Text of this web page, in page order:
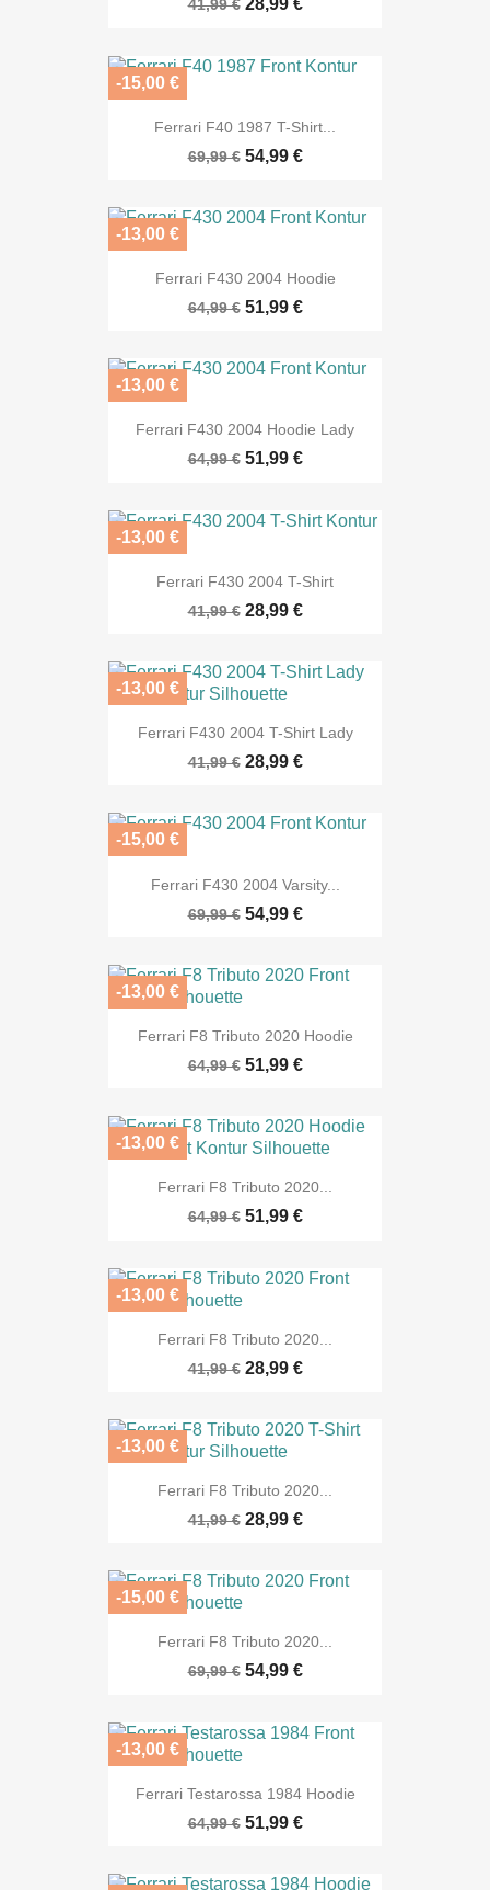
41,99 € 28,99 €
Ferrari F40 1987 T-Shirt...
69,99 € 54,99 €
-15,00 €
Ferrari F430 2004 Hoodie
64,99 € 51,99 €
-13,00 €
Ferrari F430 2004 Hoodie Lady
64,99 € 51,99 €
-13,00 €
Ferrari F430 2004 T-Shirt
41,99 € 28,99 €
-13,00 €
Ferrari F430 2004 T-Shirt Lady
41,99 € 28,99 €
-13,00 €
Ferrari F430 2004 Varsity...
69,99 € 54,99 €
-15,00 €
Ferrari F8 Tributo 2020 Hoodie
64,99 € 51,99 €
-13,00 €
Ferrari F8 Tributo 2020...
64,99 € 51,99 €
-13,00 €
Ferrari F8 Tributo 2020...
41,99 € 28,99 €
-13,00 €
Ferrari F8 Tributo 2020...
41,99 € 28,99 €
-13,00 €
Ferrari F8 Tributo 2020...
69,99 € 54,99 €
-15,00 €
Ferrari Testarossa 1984 Hoodie
64,99 € 51,99 €
-13,00 €